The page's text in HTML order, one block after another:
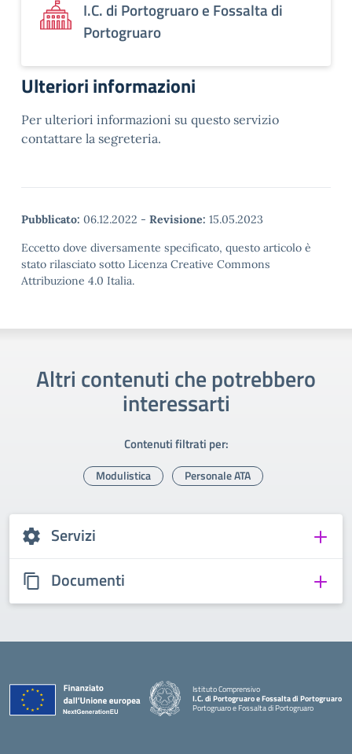
I.C. di Portogruaro e Fossalta di
Portogruaro
Ulteriori informazioni
Per ulteriori informazioni su questo servizio
contattare la segreteria.
Pubblicato: 06.12.2022 - Revisione: 15.05.2023
Eccetto dove diversamente specificato, questo articolo è
stato rilasciato sotto Licenza Creative Commons
Attribuzione 4.0 Italia.
Altri contenuti che potrebbero
interessarti
Contenuti filtrati per:
Modulistica Personale ATA
Servizi
Documenti
Istituto Comprensivo
I.C. di Portogruaro e Fossalta di Portogruaro
Portogruaro e Fossalta di Portogruaro
— Visita la pagina iniziale della scuola